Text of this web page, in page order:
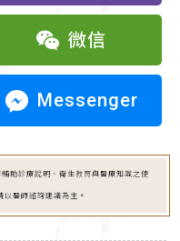
微信
Messenger
助診療說明、衛生教育與醫療知識之使
醫師諮詢建議為主。